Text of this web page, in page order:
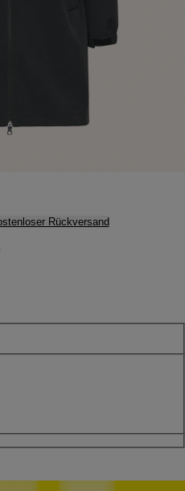
Rückversand